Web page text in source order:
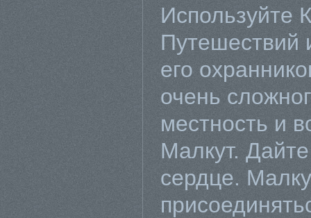
Используйте
Путешествий
его
очень
местность и
Малкут.
сердце.